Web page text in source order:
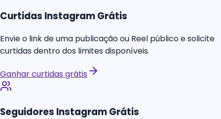
Curtidas Instagram Grátis
Envie o link de uma publicação ou Reel público e solicite
curtidas dentro dos limites disponíveis.
Ganhar curtidas grátis
Seguidores Instagram Grátis